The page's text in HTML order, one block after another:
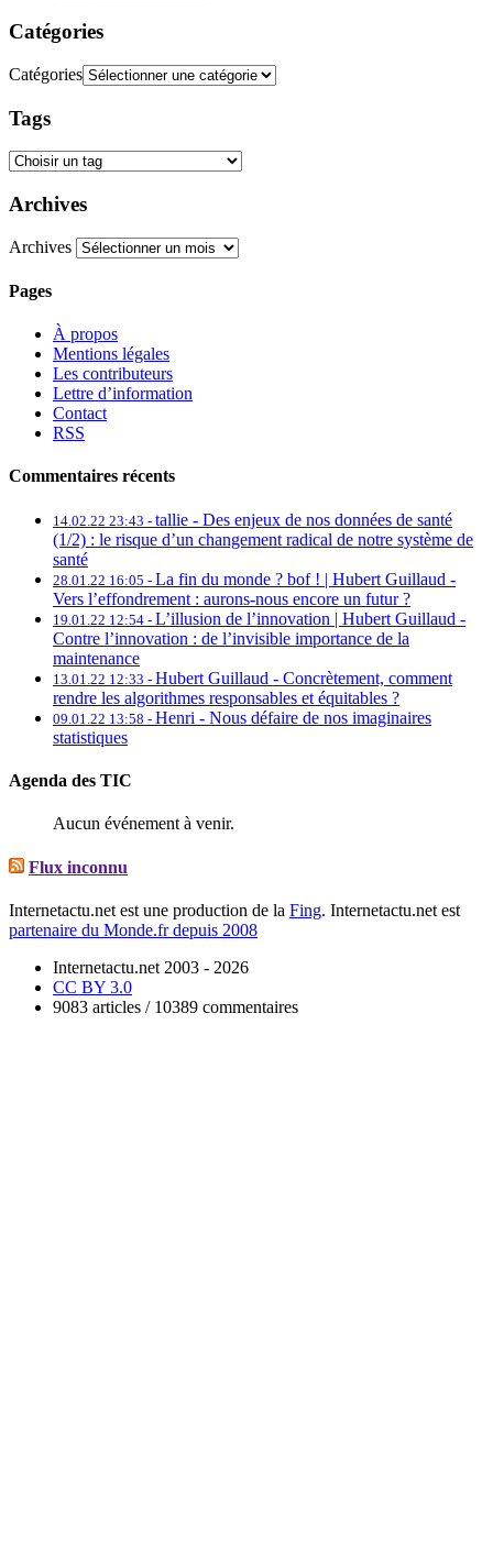
Catégories
Catégories
Tags
Archives
Archives
Pages
À propos
Mentions légales
Les contributeurs
Lettre d’information
Contact
RSS
Commentaires récents
14.02.22 23:43 - tallie - Des enjeux de nos données de santé
(1/2) : le risque d’un changement radical de notre système de
santé
28.01.22 16:05 - La fin du monde ? bof ! | Hubert Guillaud -
Vers l’effondrement : aurons-nous encore un futur ?
19.01.22 12:54 - L’illusion de l’innovation | Hubert Guillaud -
Contre l’innovation : de l’invisible importance de la
maintenance
13.01.22 12:33 - Hubert Guillaud - Concrètement, comment
rendre les algorithmes responsables et équitables ?
09.01.22 13:58 - Henri - Nous défaire de nos imaginaires
statistiques
Agenda des TIC
Aucun événement à venir.
Flux inconnu
Internetactu.net est une production de la Fing. Internetactu.net est
partenaire du Monde.fr depuis 2008
Internetactu.net 2003 - 2026
CC BY 3.0
9083 articles / 10389 commentaires